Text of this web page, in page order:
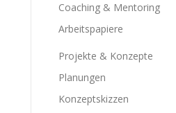
Coaching & Mentoring
Arbeitspapiere
Projekte & Konzepte
Planungen
Konzeptskizzen